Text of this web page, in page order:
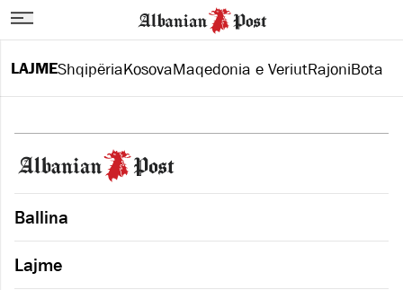
LAJMEShqipëriaKosovaMaqedonia e VeriutRajoniBota
Ballina
Lajme